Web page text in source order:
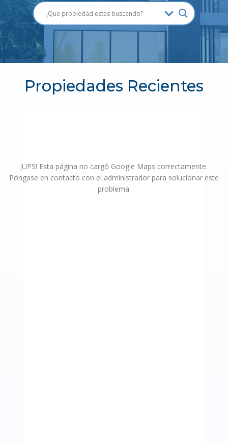
Propiedades Recientes
¡UPS! Esta página no cargó Google Maps correctamente.
Póngase en contacto con el administrador para solucionar este
problema.